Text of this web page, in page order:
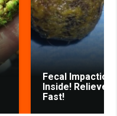
Fecal Impaction
Inside! Relieves
Fast!